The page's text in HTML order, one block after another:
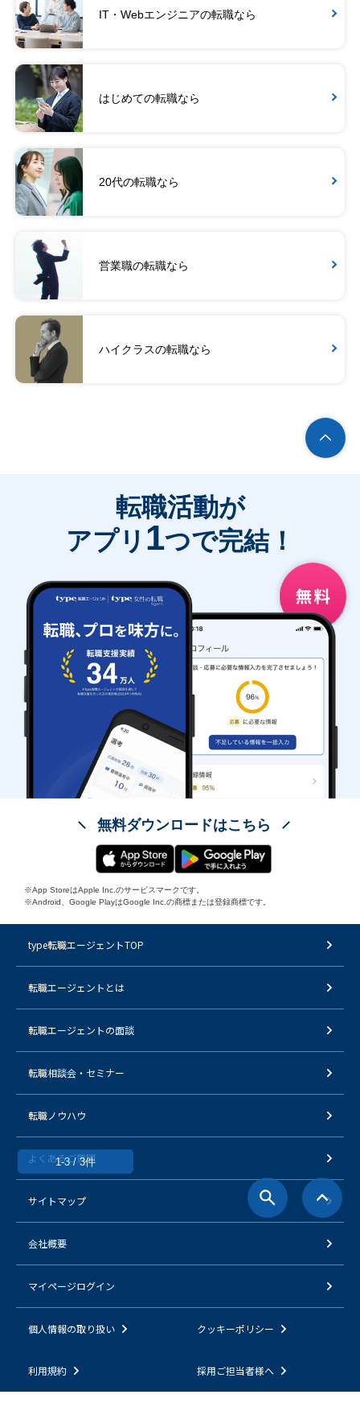
IT・Webエンジニアの転職なら
はじめての転職なら
20代の転職なら
営業職の転職なら
ハイクラスの転職なら
1-3 / 3件
転職活動が
アプリ 1つで完結！
無料ダウンロードはこちら
※App StoreはApple Inc.のサービスマークです。
※Android、Google PlayはGoogle Inc.の商標または登録商標です。
type転職エージェントTOP
転職エージェントとは
転職エージェントの面談
転職相談会・セミナー
転職ノウハウ
よくあるご質問
サイトマップ
会社概要
マイページログイン
個人情報の取り扱い クッキーポリシー
利用規約 採用ご担当者様へ